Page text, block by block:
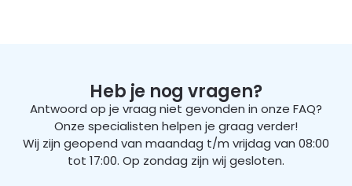
Heb je nog vragen?
Antwoord op je vraag niet gevonden in onze FAQ?
Onze specialisten helpen je graag verder!
Wij zijn geopend van maandag t/m vrijdag van 08:00
tot 17:00. Op zondag zijn wij gesloten.